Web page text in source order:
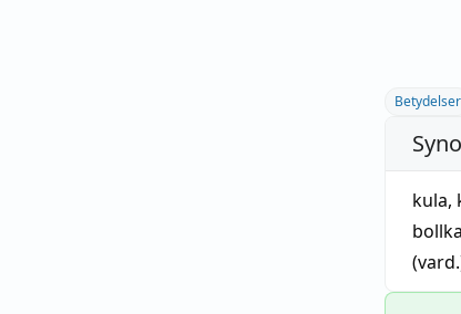
Betydelser
kula,